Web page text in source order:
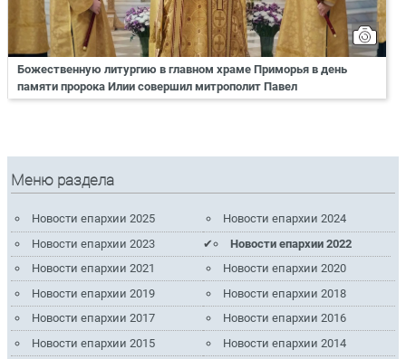
Божественную литургию в главном храме Приморья в день
памяти пророка Илии совершил митрополит Павел
Меню раздела
Новости епархии 2025
Новости епархии 2024
Новости епархии 2023
Новости епархии 2022
Новости епархии 2021
Новости епархии 2020
Новости епархии 2019
Новости епархии 2018
Новости епархии 2017
Новости епархии 2016
Новости епархии 2015
Новости епархии 2014